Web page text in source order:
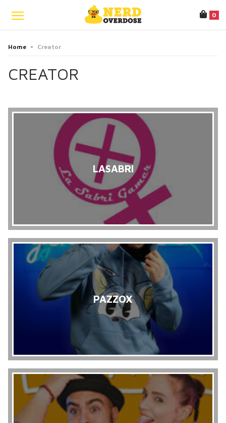
0
Home • Creator
CREATOR
LASABRI
PAZZOX